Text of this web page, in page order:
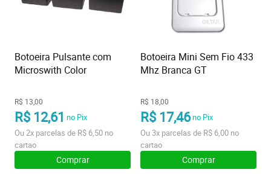
Botoeira Pulsante com
Microswith Color
R$ 13,00
R$ 12,61 no Pix
Ou2x parcelas de R$ 6,50 no
cartao
Comprar
Botoeira Mini Sem Fio 433
Mhz Branca GT
R$ 18,00
R$ 17,46no Pix
Ou3x parcelas de R$ 6,00 no
cartao
Comprar